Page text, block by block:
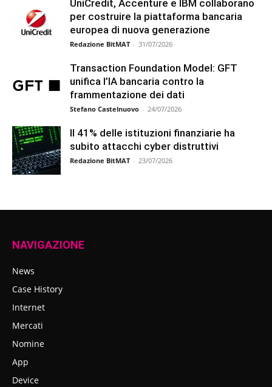
UniCredit, Accenture e IBM collaborano
per costruire la piattaforma bancaria
europea di nuova generazione
Redazione BitMAT - 31/07/2026
Transaction Foundation Model: GFT
unifica l’IA bancaria contro la
frammentazione dei dati
Stefano Castelnuovo - 24/07/2026
Il 41% delle istituzioni finanziarie ha
subito attacchi cyber distruttivi
Redazione BitMAT - 23/07/2026
NAVIGAZIONE
News
Case History
Internet
Mercati
Nomine
App
Device